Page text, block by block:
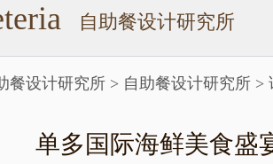
自助餐设计研究所
餐设计研究所 > 自助餐设计研究所 >
单多国际海鲜美食盛